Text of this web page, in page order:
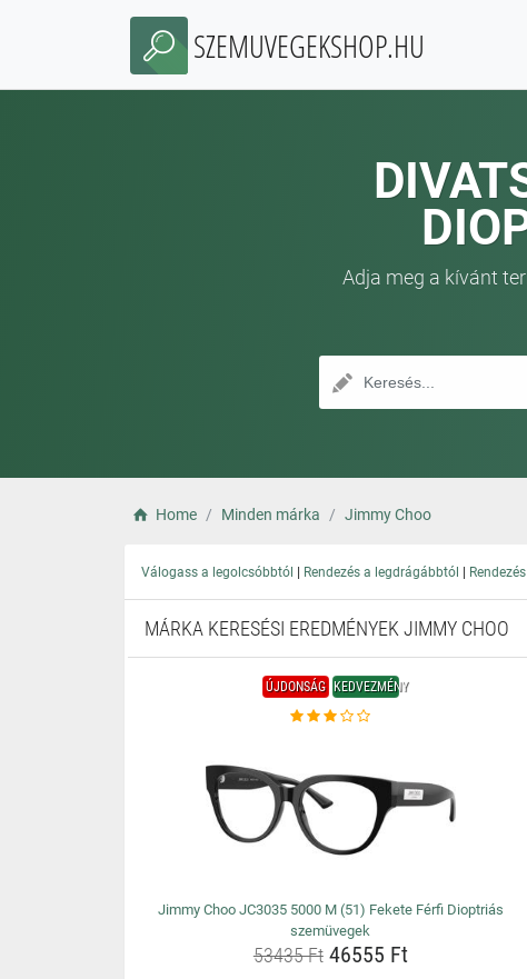
SZEMUVEGEKSHOP.HU
Adja meg a kívánt
Home Minden márka Jimmy Choo
Válogass a legolcsóbbtól | Rendezés a legdrágábbtól |
MÁRKA KERESÉSI EREDMÉNYEK JIMMY CHOO
ÚJDONSÁG KEDVEZMÉNY
Jimmy Choo JC3035 5000 M (51) Fekete Férfi Dioptriás
szemüvegek
53435 Ft46555 Ft